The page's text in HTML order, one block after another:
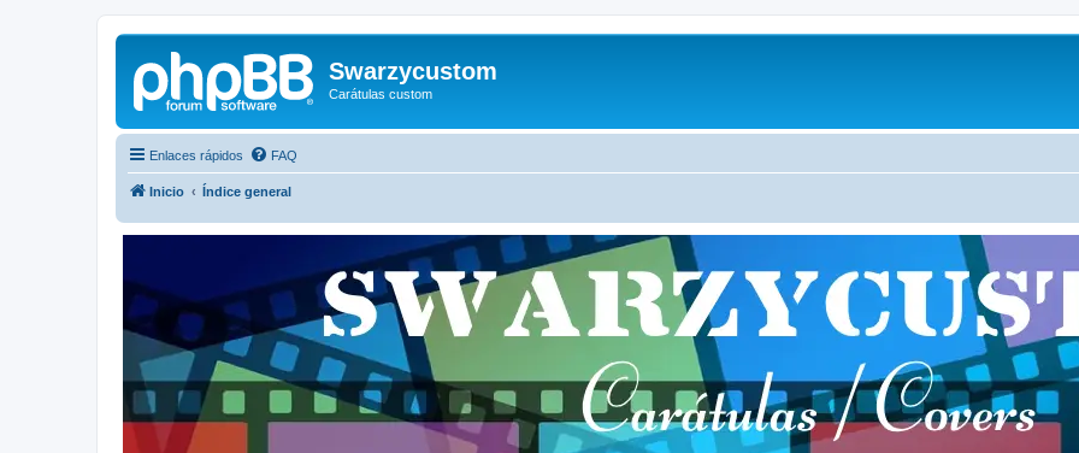
Swarzycustom
Carátulas custom
Enlaces rápidos FAQ
Inicio Índice general